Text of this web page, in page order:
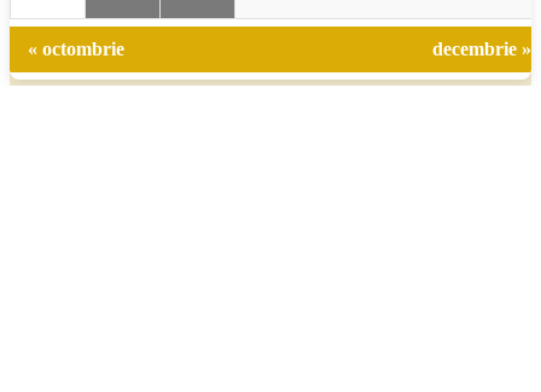
« octombrie decembrie »